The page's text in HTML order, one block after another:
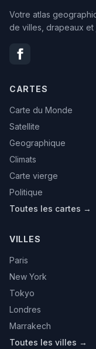
Votre atlas
de villes, drapeaux et
CARTES
Carte du Monde
Satellite
Geographique
Climats
Carte vierge
Politique
Toutes les cartes →
VILLES
Paris
New York
Tokyo
Londres
Marrakech
Toutes les villes →